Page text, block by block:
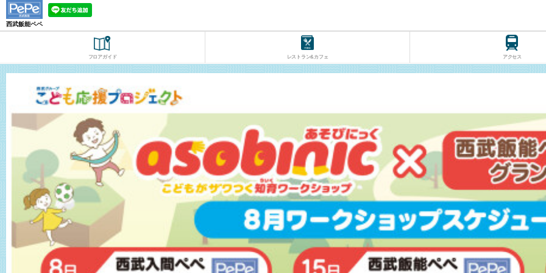
西武飯能ペペ
フロアガイド レストラン&カフェ アクセス